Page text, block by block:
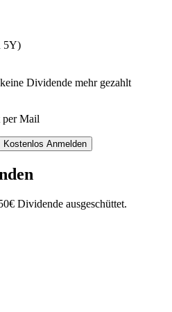
5Y)
Dividende mehr gezahlt
per Mail
Kostenlos Anmelden
€ Dividende ausgeschüttet.